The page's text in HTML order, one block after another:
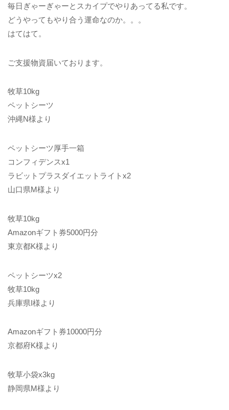
毎日ぎゃーぎゃーとスカイプでやりあってる私です。
どうやってもやり合う運命なのか。。。
はてはて。
ご支援物資届いております。
牧草10kg
ペットシーツ
沖縄N様より
ペットシーツ厚手一箱
コンフィデンスx1
ラビットプラスダイエットライトx2
山口県M様より
牧草10kg
Amazonギフト券5000円分
東京都K様より
ペットシーツx2
牧草10kg
兵庫県I様より
Amazonギフト券10000円分
京都府K様より
牧草小袋x3kg
静岡県M様より